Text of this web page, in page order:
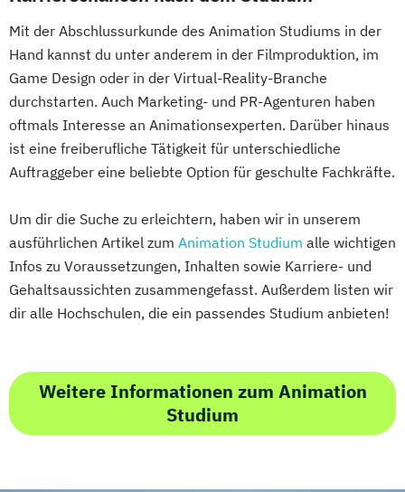
Mit der Abschlussurkunde des Animation Studiums in der
Hand kannst du unter anderem in der Filmproduktion, im
Game Design oder in der Virtual-Reality-Branche
durchstarten. Auch Marketing- und PR-Agenturen haben
oftmals Interesse an Animationsexperten. Darüber hinaus
ist eine freiberufliche Tätigkeit für unterschiedliche
Auftraggeber eine beliebte Option für geschulte Fachkräfte.
Um dir die Suche zu erleichtern, haben wir in unserem
ausführlichen Artikel zum Animation Studium alle wichtigen
Infos zu Voraussetzungen, Inhalten sowie Karriere- und
Gehaltsaussichten zusammengefasst. Außerdem listen wir
dir alle Hochschulen, die ein passendes Studium anbieten!
Weitere Informationen zum Animation
Studium